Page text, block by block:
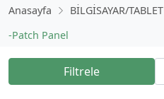
Anasayfa BİLGİSAYAR/TABLET
-Patch Panel
Filtrele